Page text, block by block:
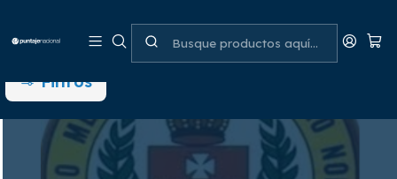
San Pedro Nolasco - RBD 8919
Filtros